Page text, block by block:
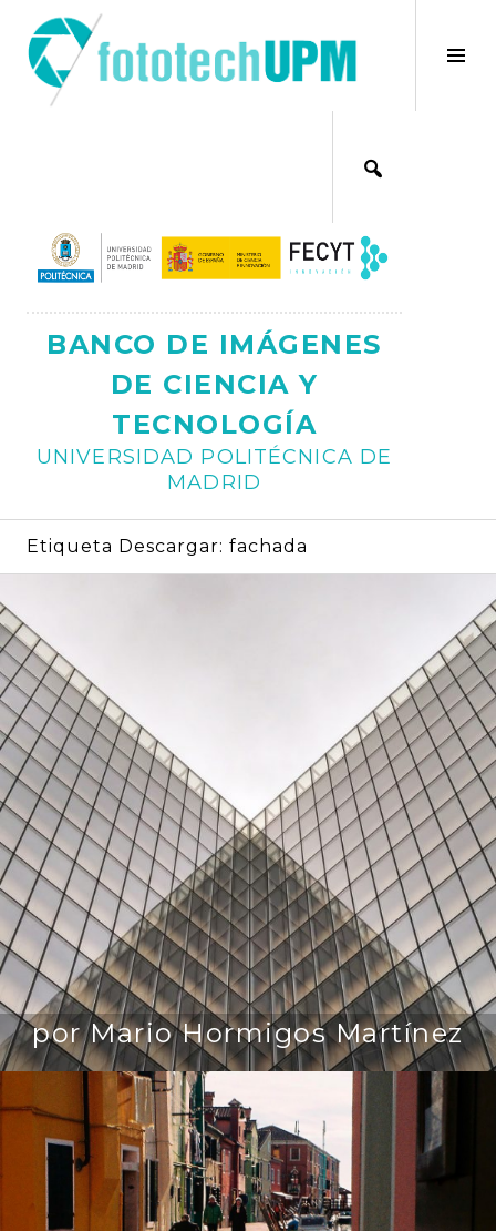
contenido
BANCO DE IMÁGENES
DE CIENCIA Y
TECNOLOGÍA
UNIVERSIDAD POLITÉCNICA DE
MADRID
Etiqueta Descargar: fachada
por Mario Hormigos Martínez